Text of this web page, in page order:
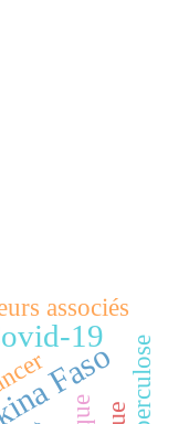
Faso
19
associés
Tuberculose